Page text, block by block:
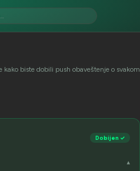
biste dobili push obaveštenje o svakom
Dobijen ✓
▾